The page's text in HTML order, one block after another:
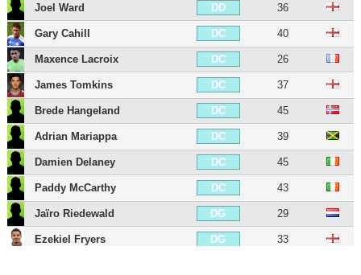
Joel Ward DD 36
Gary Cahill DC 40
Maxence Lacroix DC 26
James Tomkins DC 37
Brede Hangeland DC 45
Adrian Mariappa DC 39
Damien Delaney DC 45
Paddy McCarthy DC 43
Jaïro Riedewald DG 29
Ezekiel Fryers DG 33